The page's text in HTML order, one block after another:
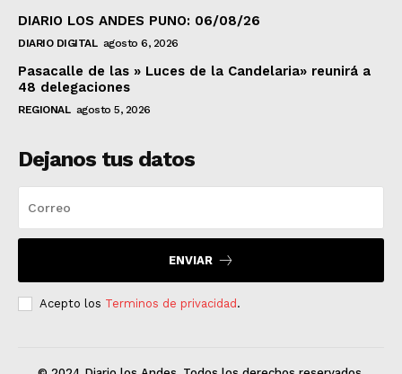
DIARIO LOS ANDES PUNO: 06/08/26
DIARIO DIGITAL agosto 6, 2026
Pasacalle de las » Luces de la Candelaria» reunirá a
48 delegaciones
REGIONAL agosto 5, 2026
Dejanos tus datos
ENVIAR
Acepto los Terminos de privacidad.